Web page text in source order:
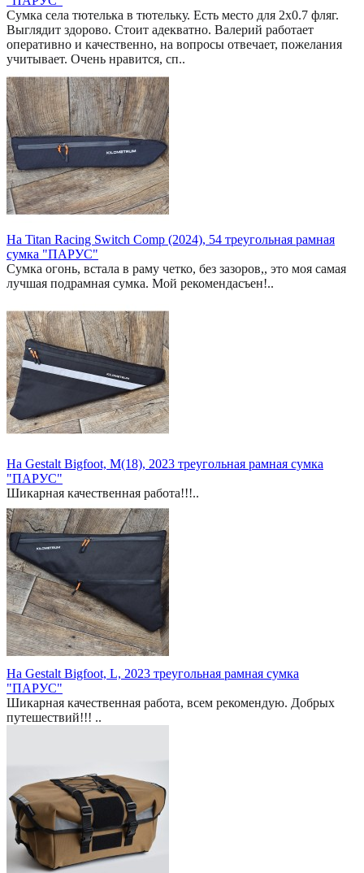
Сумка села тютелька в тютельку. Есть место для 2x0.7 фляг.
Выглядит здорово. Стоит адекватно. Валерий работает
оперативно и качественно, на вопросы отвечает, пожелания
учитывает. Очень нравится, сп..
На Titan Racing Switch Comp (2024), 54 треугольная рамная
сумка "ПАРУС"
Сумка огонь, встала в раму четко, без зазоров,, это моя самая
лучшая подрамная сумка. Мой рекомендасъен!..
На Gestalt Bigfoot, M(18), 2023 треугольная рамная сумка
"ПАРУС"
Шикарная качественная работа!!!..
На Gestalt Bigfoot, L, 2023 треугольная рамная сумка
"ПАРУС"
Шикарная качественная работа, всем рекомендую. Добрых
путешествий!!! ..